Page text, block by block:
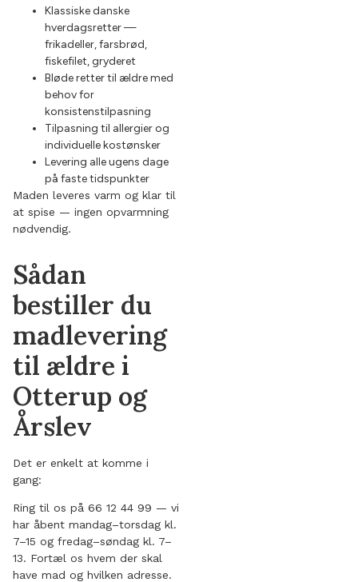
Klassiske danske
hverdagsretter —
frikadeller, farsbrød,
fiskefilet, gryderet
Bløde retter til ældre med
behov for
konsistenstilpasning
Tilpasning til allergier og
individuelle kostønsker
Levering alle ugens dage
på faste tidspunkter
Maden leveres varm og klar til
at spise — ingen opvarmning
nødvendig.
Sådan
bestiller du
madlevering
til ældre i
Otterup og
Årslev
Det er enkelt at komme i
gang:
Ring til os på 66 12 44 99 — vi
har åbent mandag–torsdag kl.
7–15 og fredag–søndag kl. 7–
13. Fortæl os hvem der skal
have mad og hvilken adresse.